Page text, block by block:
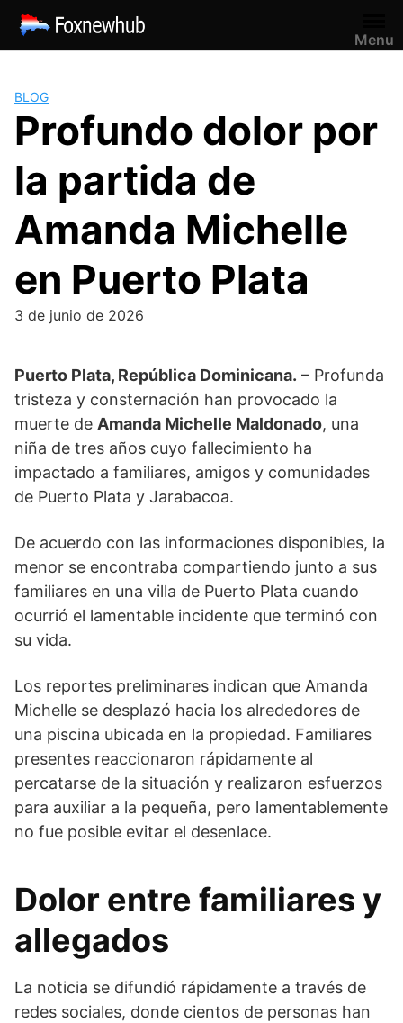
Saltar
contenido
Menu
BLOG
Profundo dolor por
la partida de
Amanda Michelle
en Puerto Plata
3 de junio de 2026
Puerto Plata, República Dominicana. – Profunda
tristeza y consternación han provocado la
muerte de Amanda Michelle Maldonado, una
niña de tres años cuyo fallecimiento ha
impactado a familiares, amigos y comunidades
de Puerto Plata y Jarabacoa.
De acuerdo con las informaciones disponibles, la
menor se encontraba compartiendo junto a sus
familiares en una villa de Puerto Plata cuando
ocurrió el lamentable incidente que terminó con
su vida.
Los reportes preliminares indican que Amanda
Michelle se desplazó hacia los alrededores de
una piscina ubicada en la propiedad. Familiares
presentes reaccionaron rápidamente al
percatarse de la situación y realizaron esfuerzos
para auxiliar a la pequeña, pero lamentablemente
no fue posible evitar el desenlace.
Dolor entre familiares y
allegados
La noticia se difundió rápidamente a través de
redes sociales, donde cientos de personas han